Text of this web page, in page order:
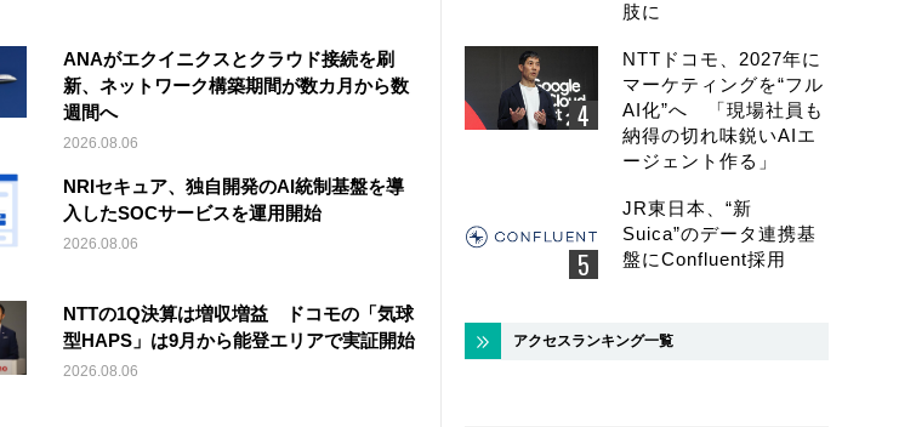
ANAがエクイニクスとクラウド接続を刷
新、ネットワーク構築期間が数カ月から数
週間へ
2026.08.06
NRIセキュア、独自開発のAI統制基盤を導
入したSOCサービスを運用開始
2026.08.06
NTTの1Q決算は増収増益 ドコモの「気球
型HAPS」は9月から能登エリアで実証開始
2026.08.06
肢に
NTTドコモ、2027年に
マーケティングを“フル
AI化”へ 「現場社員も
納得の切れ味鋭いAIエ
ージェント作る」
JR東日本、“新
Suica”のデータ連携基
盤にConfluent採用
アクセスランキング一覧